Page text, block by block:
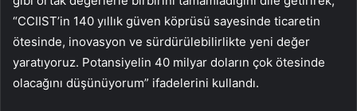
“CCIIST’in 140 yıllık güven köprüsü sayesinde ticaretin
ötesinde, inovasyon ve sürdürülebilirlikte yeni değer
yaratıyoruz. Potansiyelin 40 milyar doların çok ötesinde
olacağını düşünüyorum” ifadelerini kullandı.